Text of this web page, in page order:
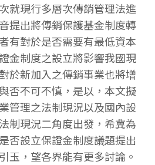
就現行多層次傳銷管理法進
提出將傳銷保護基金制度轉
有對於是否需要有最低資本
金制度之設立將影響我國現
於新加入之傳銷事業也將增
否不可不慎，是以，本文擬
管理之法制現況以及國內設
制現況二角度出發，希冀為
否設立保證金制度議題提出
玉，望各界能有更多討論。